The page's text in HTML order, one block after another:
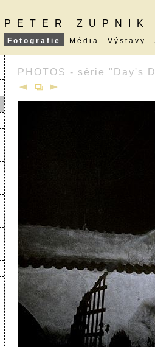
PETER ZUPNIK
Fotografie Média Výstavy
PHOTOS - série "Day's